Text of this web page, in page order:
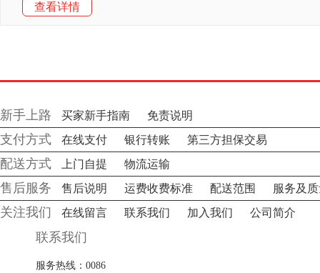
查看详情
新手上路 买家新手指南 免责说明
支付方式 在线支付 银行转账 第三方担保交易
配送方式 上门自提 物流运输
售后服务 售后说明 运费收费标准 配送范围 服务及
关注我们 在线留言 联系我们 加入我们 公司简介
联系我们
服务热线：0086